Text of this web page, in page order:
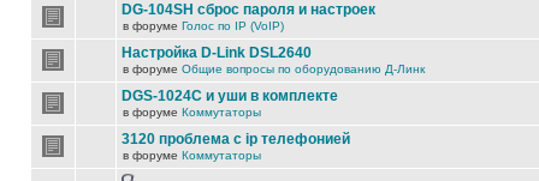
DG-104SH сброс пароля и настроек
в форуме Голос по IP (VoIP)
Настройка D-Link DSL2640
в форуме Общие вопросы по оборудованию Д-Линк
DGS-1024C и уши в комплекте
в форуме Коммутаторы
3120 проблема с ip телефонией
в форуме Коммутаторы